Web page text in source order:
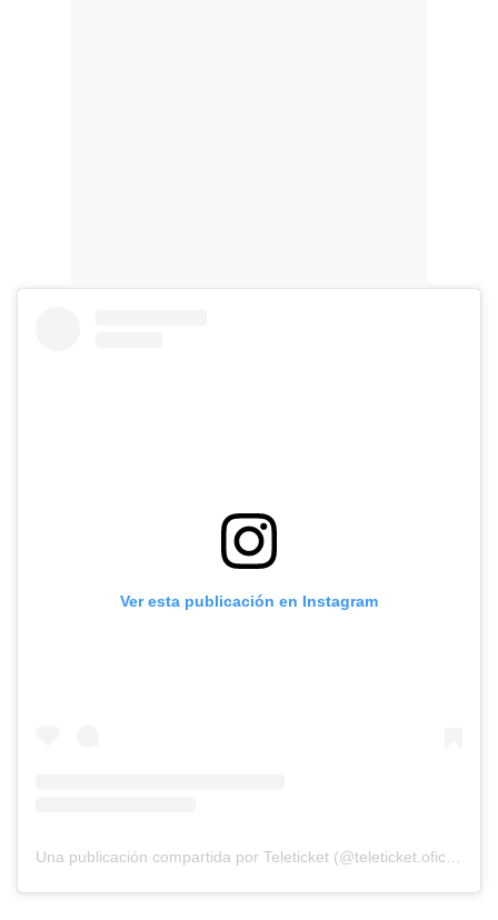
Ver esta publicación en Instagram
Una publicación compartida por Teleticket (@teleticket.oficial)